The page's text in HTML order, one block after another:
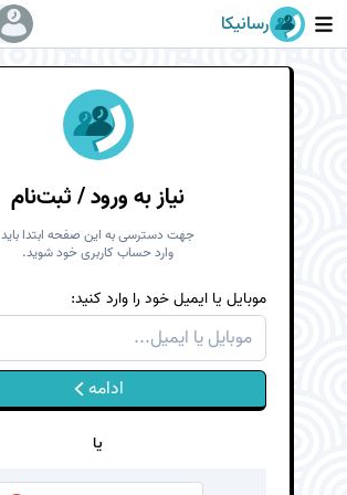
رسانیکا
نیاز به ورود / ثبت‌نام
جهت دسترسی به این صفحه ابتدا باید
وارد حساب کاربری خود شوید.
موبایل یا ایمیلخود را وارد کنید:
ادامه
یا